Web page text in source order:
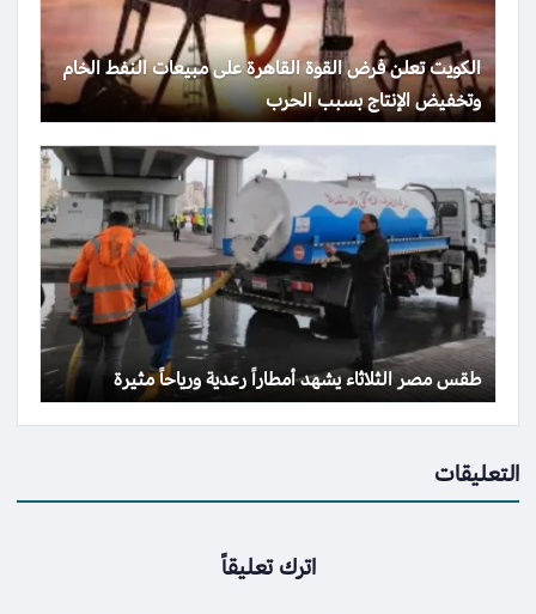
الكويت تعلن فرض القوة القاهرة على مبيعات النفط الخام
وتخفيض الإنتاج بسبب الحرب
طقس مصر الثلاثاء يشهد أمطاراً رعدية ورياحاً مثيرة
التعليقات
اترك تعليقاً